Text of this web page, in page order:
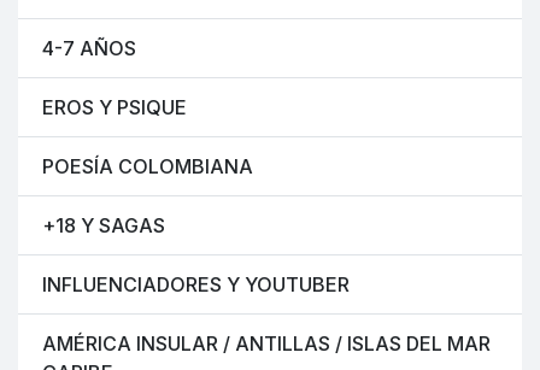
4-7 AÑOS
EROS Y PSIQUE
POESÍA COLOMBIANA
+18 Y SAGAS
INFLUENCIADORES Y YOUTUBER
AMÉRICA INSULAR / ANTILLAS / ISLAS DEL MAR